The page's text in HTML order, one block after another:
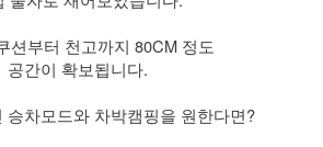
션부터 천고까지 80CM 정도
공간이 확보됩니다.
승차모드와 차박캠핑을 원한다면?